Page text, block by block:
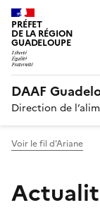
PRÉFET
DE LA RÉGION
GUADELOUPE
DAAF
Direction de
Voir le fil d'Ariane